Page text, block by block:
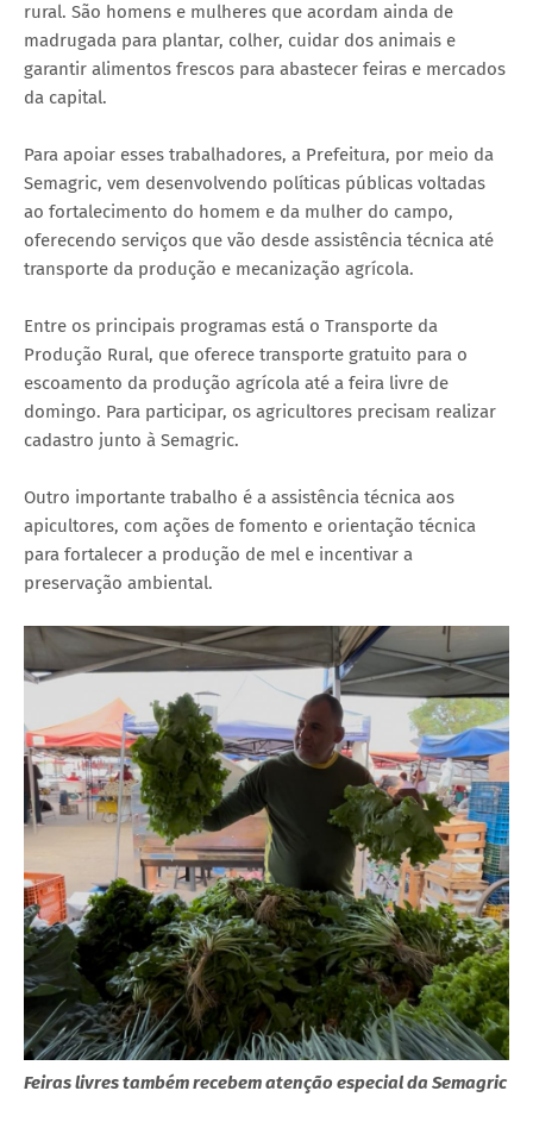
rural. São homens e mulheres que acordam ainda de
madrugada para plantar, colher, cuidar dos animais e
garantir alimentos frescos para abastecer feiras e mercados
da capital.
Para apoiar esses trabalhadores, a Prefeitura, por meio da
Semagric, vem desenvolvendo políticas públicas voltadas
ao fortalecimento do homem e da mulher do campo,
oferecendo serviços que vão desde assistência técnica até
transporte da produção e mecanização agrícola.
Entre os principais programas está o Transporte da
Produção Rural, que oferece transporte gratuito para o
escoamento da produção agrícola até a feira livre de
domingo. Para participar, os agricultores precisam realizar
cadastro junto à Semagric.
Outro importante trabalho é a assistência técnica aos
apicultores, com ações de fomento e orientação técnica
para fortalecer a produção de mel e incentivar a
preservação ambiental.
Feiras livres também recebem atenção especial da Semagric